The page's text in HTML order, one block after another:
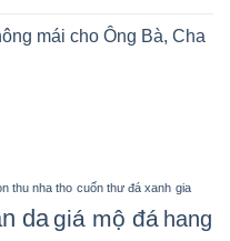
mái cho Ông Bà, Cha
thu nha tho cuốn thư đá xanh gia
dagiá mộ đá hang